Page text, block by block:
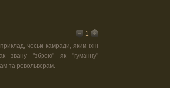
1
чеські камради, яким їхні
звану "зброю" як "гуманну"
та револьверам.